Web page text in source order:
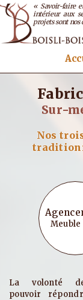
« Savoir-faire
intérieur aux
projets sont nos
Sur-
Nos
Meuble
Voir
La volonté
pouvoir